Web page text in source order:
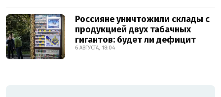
Россияне уничтожили склады с
продукцией двух табачных
гигантов: будет ли дефицит
6 АВГУСТА, 18:04